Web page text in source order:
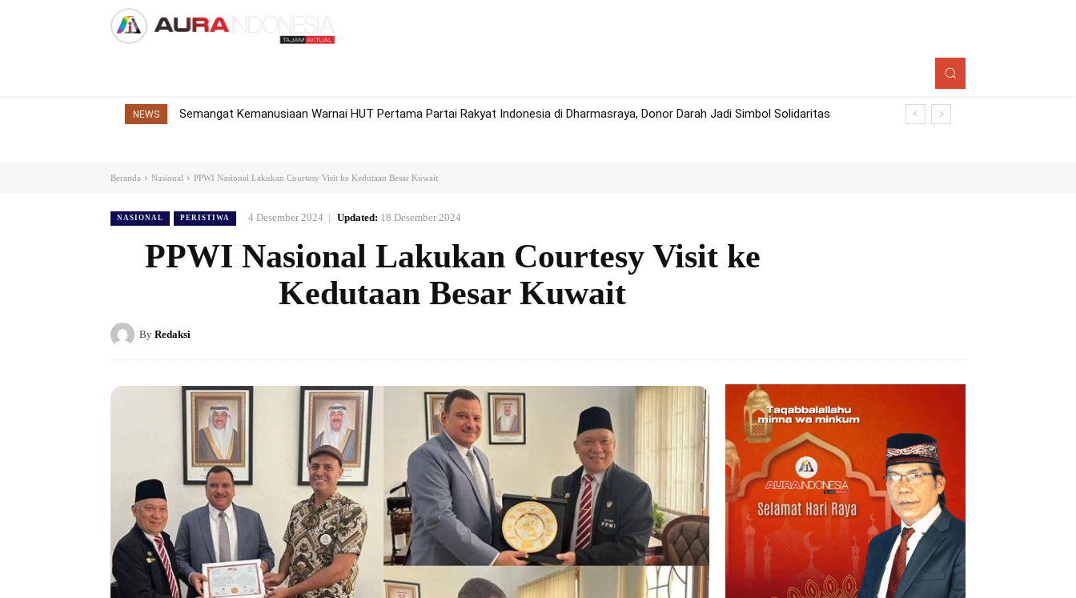
NEWS Semangat Kemanusiaan Warnai HUT Pertama Partai Rakyat Indonesia di Dharmasraya, Donor Darah Jadi Simbol Solidaritas
Beranda Nasional PPWI Nasional Lakukan Courtesy Visit ke Kedutaan Besar Kuwait
NASIONAL PERISTIWA 4 Desember 2024 Updated: 18 Desember 2024
PPWI Nasional Lakukan Courtesy Visit ke
Kedutaan Besar Kuwait
By Redaksi